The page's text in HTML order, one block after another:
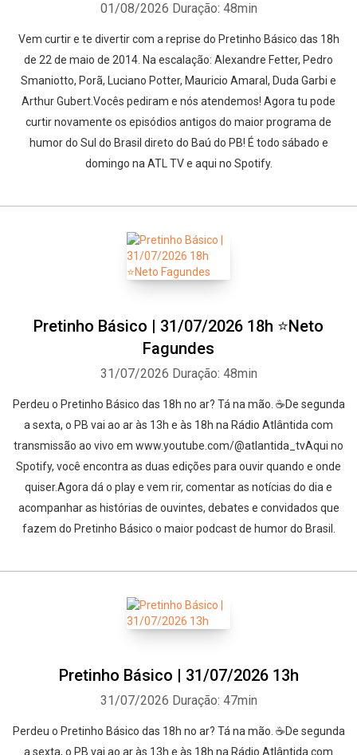
01/08/2026 Duração: 48min
Vem curtir e te divertir com a reprise do Pretinho Básico das 18h
de 22 de maio de 2014. Na escalação: Alexandre Fetter, Pedro
Smaniotto, Porã, Luciano Potter, Mauricio Amaral, Duda Garbi e
Arthur Gubert.Vocês pediram e nós atendemos! Agora tu pode
curtir novamente os episódios antigos do maior programa de
humor do Sul do Brasil direto do Baú do PB! É todo sábado e
domingo na ATL TV e aqui no Spotify.
Pretinho Básico | 31/07/2026 18h ⭐Neto
Fagundes
31/07/2026 Duração: 48min
Perdeu o Pretinho Básico das 18h no ar? Tá na mão. ☕De segunda
a sexta, o PB vai ao ar às 13h e às 18h na Rádio Atlântida com
transmissão ao vivo em www.youtube.com/@atlantida_tvAqui no
Spotify, você encontra as duas edições para ouvir quando e onde
quiser.Agora dá o play e vem rir, comentar as notícias do dia e
acompanhar as histórias de ouvintes, debates e convidados que
fazem do Pretinho Básico o maior podcast de humor do Brasil.
Pretinho Básico | 31/07/2026 13h
31/07/2026 Duração: 47min
Perdeu o Pretinho Básico das 18h no ar? Tá na mão. ☕De segunda
a sexta, o PB vai ao ar às 13h e às 18h na Rádio Atlântida com